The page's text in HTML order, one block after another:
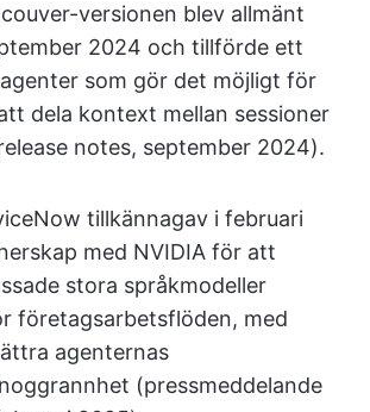
versionen blev allmänt
2024 och tillförde ett
som gör det möjligt för
dela kontext mellan sessioner
notes, september 2024).
tillkännagav i februari
med NVIDIA för att
stora språkmodeller
företagsarbetsflöden, med
agenternas
(pressmeddelande